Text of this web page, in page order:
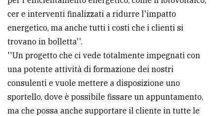
cer e interventi finalizzati a ridurre l'impatto
energetico, ma anche tutti i costi che i clienti si
trovano in bolletta''.
''Un progetto che ci vede totalmente impegnati con
una potente attività di formazione dei nostri
consulenti e vuole mettere a disposizione uno
sportello, dove è possibile fissare un appuntamento,
ma che possa anche supportare il cliente in tutte le